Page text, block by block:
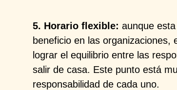
5. Horario flexible:aunque
beneficio en las
lograr el equilibrio entre las
salir de casa. Este punto está
responsabilidad de cada uno.